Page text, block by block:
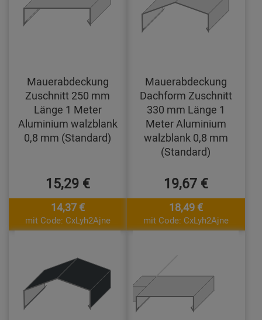
Mauerabdeckung
Zuschnitt 250 mm
Länge 1 Meter
Aluminium walzblank
0,8 mm (Standard)
15,29 €
14,37 €
mit Code: CxLyh2Ajne
Mauerabdeckung
Dachform Zuschnitt
330 mm Länge 1
Meter Aluminium
walzblank 0,8 mm
(Standard)
19,67 €
18,49 €
mit Code: CxLyh2Ajne